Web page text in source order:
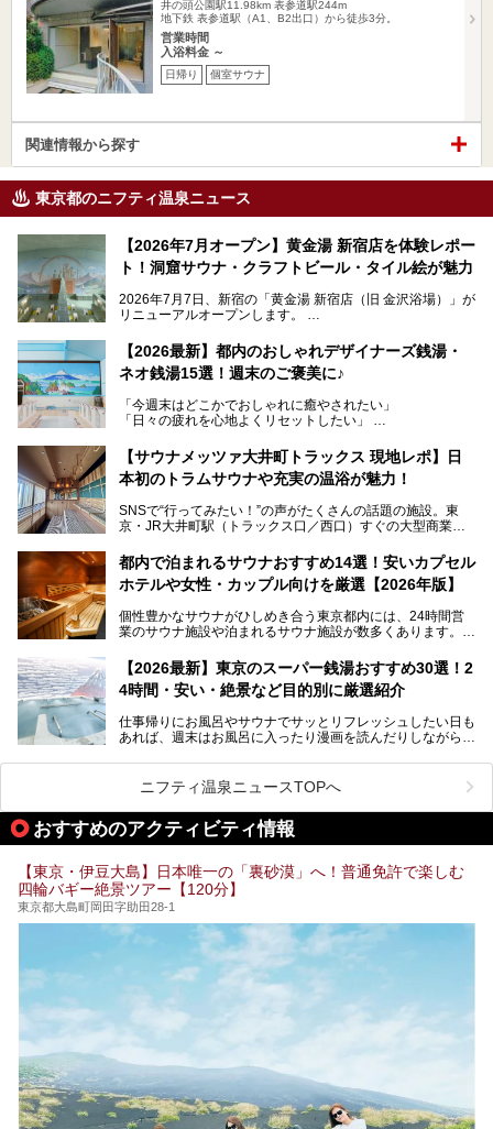
井の頭公園駅11.98km 表参道駅244m
地下鉄 表参道駅（A1、B2出口）から徒歩3分。
営業時間
入浴料金 ～
日帰り 個室サウナ
関連情報から探す
東京都のニフティ温泉ニュース
【2026年7月オープン】黄金湯 新宿店を体験レポー
ト！洞窟サウナ・クラフトビール・タイル絵が魅力
2026年7月7日、新宿の「黄金湯 新宿店（旧 金沢浴場）」が
リニューアルオープンします。
レトロでノスタルジックなタイル絵はそのまま、昔からここ
を知る地元の人にも、新しく足を運んでくれる人にも愛され
る、今の時代の"銭湯"として生まれ変わりました。洞窟のよ
ビアバーなど、新しく登場したスポットも併せて紹介しま
す。充実した設備があるのに、基本の入浴料が銭湯価格の5
【2026最新】都内のおしゃれデザイナーズ銭湯・
ネオ銭湯15選！週末のご褒美に♪
「今週末はどこかでおしゃれに癒やされたい」
「日々の疲れを心地よくリセットしたい」
となっている新しいスタイルの銭湯です。
最近、SNSやメディアで「デザイナーズ銭湯」や「ネオ銭
本記事では、そもそもこれらがどんな銭湯なのか、その気に
いおしゃれな名店15選を、おすすめの順番で一挙にご紹介
します。
【サウナメッツァ大井町トラックス 現地レポ】日
本初のトラムサウナや充実の温浴が魅力！
SNSで“行ってみたい！”の声がたくさんの話題の施設。東
京・JR大井町駅（トラックス口／西口）すぐの大型商業施
ツァ大井町トラックス」がニューオープン。施設の様子をレ
ポ―トします。
都内で泊まれるサウナおすすめ14選！安いカプセル
ホテルや女性・カップル向けを厳選【2026年版】
個性豊かなサウナがひしめき合う東京都内には、24時間営
業のサウナ施設や泊まれるサウナ施設が数多くあります。
を旅の目的とする「サ旅」や自分へのご褒美のための宿泊な
ど、自分の好きなタイミングで好きなだけサ活ができるのが
魅力です。
最近では、男性専用施設だけでなく、カップルや女性に嬉し
い個室サウナも増えてきました。
ら、特におすすめしたい施設14選をご紹介します。
してみてください。
【2026最新】東京のスーパー銭湯おすすめ30選！2
4時間・安い・絶景など目的別に厳選紹介
仕事帰りにお風呂やサウナでサッとリフレッシュしたい日も
あれば、週末はお風呂に入ったり漫画を読んだりしながら一
また、終電を逃してしまい、「このまま朝までゆっくりでき
る場所があれば」と探した経験がある人も多いのではないで
しょうか。
そこで本記事では、東京でおすすめのスーパー銭湯を、目的
24時間営業で宿泊できる施設や、1,000円以下で楽しめる安
い施設、デートや休日レジャーにもぴったりなエンタメ要素
が充実した施設など、利用のシーンに合わせて参考にしてく
ださい。
ニフティ温泉ニュースTOPへ
おすすめのアクティビティ情報
【東京・伊豆大島】日本唯一の「裏砂漠」へ！普通免許で楽しむ
四輪バギー絶景ツアー【120分】
東京都大島町岡田字助田28-1